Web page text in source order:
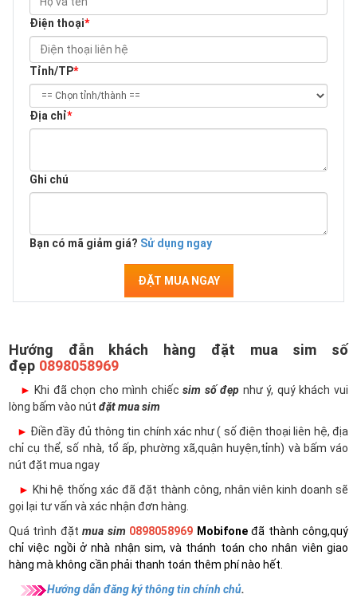
Điện thoại*
Tỉnh/TP*
Địa chỉ*
Ghi chú
Bạn có mã giảm giá? Sử dụng ngay
ĐẶT MUA NGAY
Hướng đẫn khách hàng đặt mua sim số
đẹp 0898058969
► Khi đã chọn cho mình chiếcsim số đẹp như ý, quý khách vui
lòng bấm vào nút đặt mua sim
► Điền đầy đủ thông tin chính xác như ( số điện thoại liên hệ, địa
chỉ cụ thể, số nhà, tổ ấp, phường xã,quận huyện,tỉnh) và bấm váo
nút đặt mua ngay
► Khi hệ thống xác đã đặt thành công, nhân viên kinh doanh sẽ
gọi lại tư vấn và xác nhận đơn hàng.
Quá trình đặtmua sim 0898058969 Mobifoneđã thành công,quý
chỉ việc ngồi ở nhà nhận sim, và thánh toán cho nhân viên giao
hàng mà không cần phải thanh toán thêm phí nào hết.
Hướng dẫn đăng ký thông tin chính chủ.